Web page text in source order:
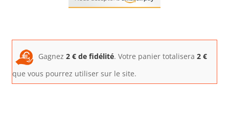
Gagnez 2 € de fidélité. Votre panier totalisera 2 €
que vous pourrez utiliser sur le site.